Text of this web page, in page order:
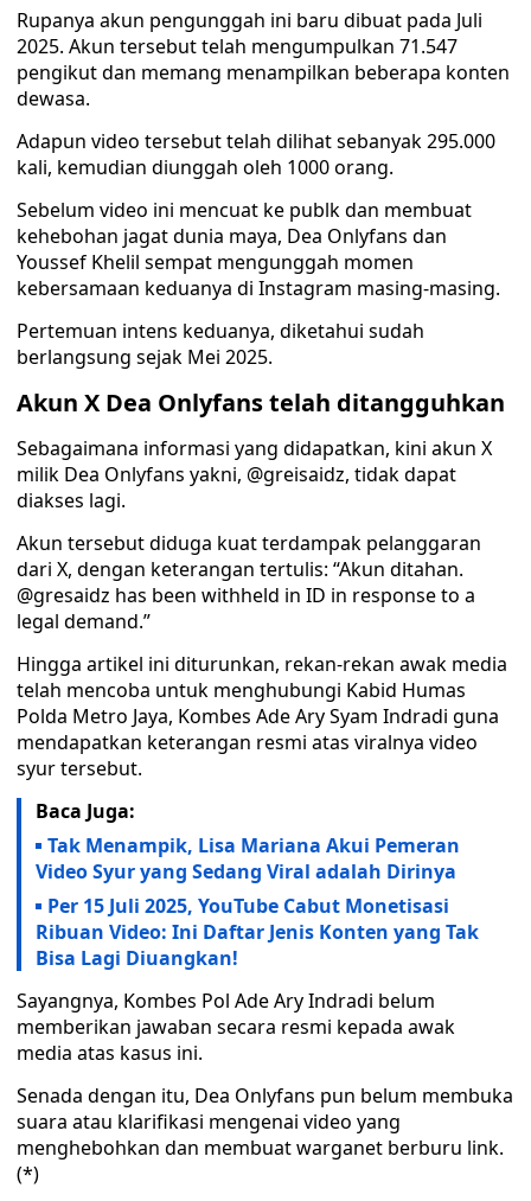
Rupanya akun pengunggah ini baru dibuat pada Juli
2025. Akun tersebut telah mengumpulkan 71.547
pengikut dan memang menampilkan beberapa konten
dewasa.
Adapun video tersebut telah dilihat sebanyak 295.000
kali, kemudian diunggah oleh 1000 orang.
Sebelum video ini mencuat ke publk dan membuat
kehebohan jagat dunia maya, Dea Onlyfans dan
Youssef Khelil sempat mengunggah momen
kebersamaan keduanya di Instagram masing-masing.
Pertemuan intens keduanya, diketahui sudah
berlangsung sejak Mei 2025.
Akun X Dea Onlyfans telah ditangguhkan
Sebagaimana informasi yang didapatkan, kini akun X
milik Dea Onlyfans yakni, @greisaidz, tidak dapat
diakses lagi.
Akun tersebut diduga kuat terdampak pelanggaran
dari X, dengan keterangan tertulis: “Akun ditahan.
@gresaidz has been withheld in ID in response to a
legal demand.”
Hingga artikel ini diturunkan, rekan-rekan awak media
telah mencoba untuk menghubungi Kabid Humas
Polda Metro Jaya, Kombes Ade Ary Syam Indradi guna
mendapatkan keterangan resmi atas viralnya video
syur tersebut.
Baca Juga:
Tak Menampik, Lisa Mariana Akui Pemeran
Video Syur yang Sedang Viral adalah Dirinya
Per 15 Juli 2025, YouTube Cabut Monetisasi
Ribuan Video: Ini Daftar Jenis Konten yang Tak
Bisa Lagi Diuangkan!
Sayangnya, Kombes Pol Ade Ary Indradi belum
memberikan jawaban secara resmi kepada awak
media atas kasus ini.
Senada dengan itu, Dea Onlyfans pun belum membuka
suara atau klarifikasi mengenai video yang
menghebohkan dan membuat warganet berburu link.
(*)